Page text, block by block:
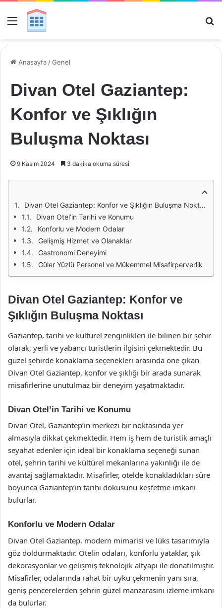
Menü
Anasayfa /Genel
Divan Otel Gaziantep:
Konfor ve Şıklığın
Buluşma Noktası
9 Kasım 2024 3 dakika okuma süresi
Divan Otel Gaziantep: Konfor ve Şıklığın Buluşma Noktası
Divan Otel’in Tarihi ve Konumu
Konforlu ve Modern Odalar
Gelişmiş Hizmet ve Olanaklar
Gastronomi Deneyimi
Güler Yüzlü Personel ve Mükemmel Misafirperverlik
Divan Otel Gaziantep: Konfor ve
Şıklığın Buluşma Noktası
Gaziantep, tarihi ve kültürel zenginlikleri ile bilinen bir şehir
olarak, yerli ve yabancı turistlerin ilgisini çekmektedir. Bu
güzel şehirde konaklama seçenekleri arasında öne çıkan
Divan Otel Gaziantep, konfor ve şıklığı bir arada sunarak
misafirlerine unutulmaz bir deneyim yaşatmaktadır.
Divan Otel’in Tarihi ve Konumu
Divan Otel, Gaziantep’in merkezi bir noktasında yer
almasıyla dikkat çekmektedir. Hem iş hem de turistik amaçlı
seyahat edenler için ideal bir konaklama seçeneği sunan
otel, şehrin tarihi ve kültürel mekanlarına yakınlığı ile de
avantaj sağlamaktadır. Misafirler, otelde konakladıkları süre
boyunca Gaziantep’in tarihi dokusunu keşfetme imkanı
bulurlar.
Konforlu ve Modern Odalar
Divan Otel Gaziantep, modern mimarisi ve lüks tasarımıyla
göz doldurmaktadır. Otelin odaları, konforlu yataklar, şık
dekorasyonlar ve gelişmiş teknolojik altyapı ile donatılmıştır.
Misafirler, odalarında rahat bir uyku çekmenin yanı sıra,
geniş pencerelerden şehrin güzel manzarasını izleme imkanı
da bulurlar.